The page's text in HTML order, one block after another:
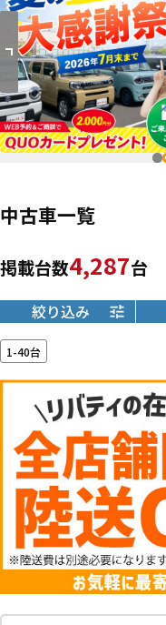
中古車一覧
掲載台数4,287台
絞り込み
1-40台